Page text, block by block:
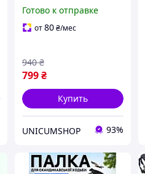
треккинга
скандинавские 2 шт
Готово к отправке
от80 ₴/мес
799 ₴
940 ₴
Купить
UNICUMSHOP 93%